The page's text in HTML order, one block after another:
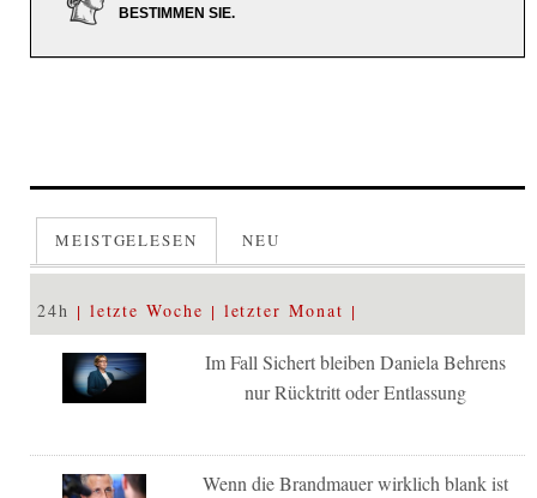
BESTIMMEN SIE.
MEISTGELESEN NEU
24h letzte Woche letzter Monat
Im Fall Sichert bleiben Daniela Behrens
nur Rücktritt oder Entlassung
Wenn die Brandmauer wirklich blank ist